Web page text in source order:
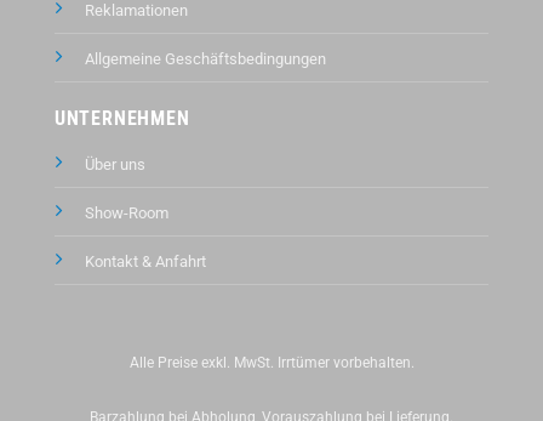
Reklamationen
Allgemeine Geschäftsbedingungen
UNTERNEHMEN
Über uns
Show-Room
Kontakt & Anfahrt
Alle Preise exkl. MwSt. Irrtümer vorbehalten.